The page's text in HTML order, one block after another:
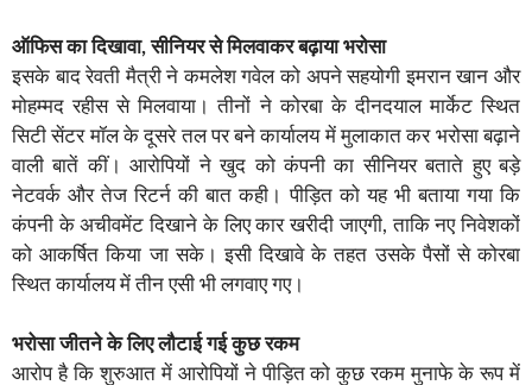
ऑफिस का दिखावा, सीनियर से मिलवाकर बढ़ाया भरोसा
इसके बाद रेवती मैत्री ने कमलेश गवेल को अपने सहयोगी इमरान खान और
मोहम्मद रहीस से मिलवाया। तीनों ने कोरबा के दीनदयाल मार्केट स्थित
सिटी सेंटर मॉल के दूसरे तल पर बने कार्यालय में मुलाकात कर भरोसा बढ़ाने
वाली बातें कीं। आरोपियों ने खुद को कंपनी का सीनियर बताते हुए बड़े
नेटवर्क और तेज रिटर्न की बात कही। पीड़ित को यह भी बताया गया कि
कंपनी के अचीवमेंट दिखाने के लिए कार खरीदी जाएगी, ताकि नए निवेशकों
को आकर्षित किया जा सके। इसी दिखावे के तहत उसके पैसों से कोरबा
स्थित कार्यालय में तीन एसी भी लगवाए गए।
भरोसा जीतने के लिए लौटाई गई कुछ रकम
आरोप है कि शुरुआत में आरोपियों ने पीड़ित को कुछ रकम मुनाफे के रूप में